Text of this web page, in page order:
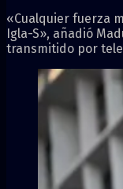
«Cualquier fuerza
Igla-S», añadió
transmitido por